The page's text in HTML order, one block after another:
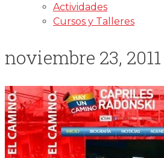
Actividades
Cursos y Talleres
noviembre 23, 2011